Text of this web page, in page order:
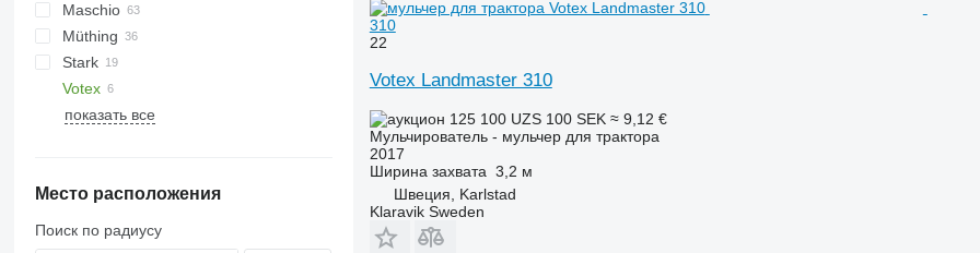
USM
FC
GMD
Tbes
Maschio
Barbi
Birba
Bisonte
Brava
Jolly
Müthing
MU
Grizzly
Raptor
BP
Kangu
SinusCut
5026
FX
H3
MINI-BMS
Midiforst
Stark
MU
Votex
показать все
Место расположения
Поиск по радиусу
310
22
Votex Landmaster 310
125 100 UZS 100 SEK ≈ 9,12 €
Мульчирователь - мульчер для трактора
2017
Ширина захвата 3,2 м
Швеция, Karlstad
Klaravik Sweden